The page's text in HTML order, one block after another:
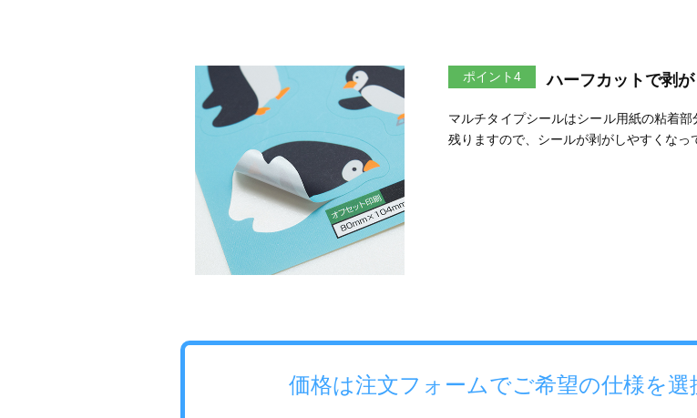
ポイント4 ハーフカットで剥が
マルチタイプシールはシール用紙の粘着
残りますので、シールが剥がしやすくなっ
価格は注文フォームでご希望の仕様を選